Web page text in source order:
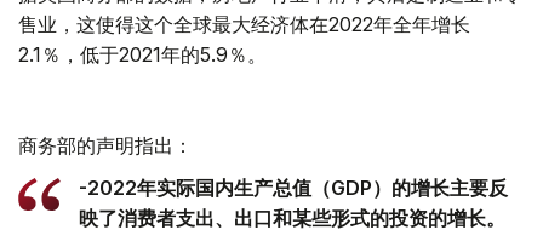
售业，这使得这个全球最大经济体在2022年全年增长
2.1％，低于2021年的5.9％。
商务部的声明指出：
-2022年实际国内生产总值（GDP）的增长主要反
映了消费者支出、出口和某些形式的投资的增长。